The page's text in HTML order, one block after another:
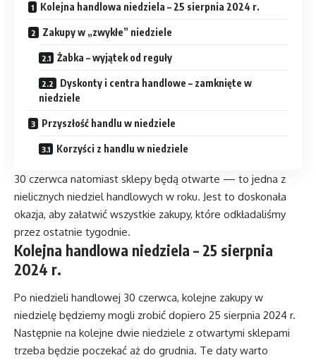
Kolejna handlowa niedziela – 25 sierpnia 2024 r.
Zakupy w „zwykłe” niedziele
Żabka – wyjątek od reguły
Dyskonty i centra handlowe – zamknięte w
niedziele
Przyszłość handlu w niedziele
Korzyści z handlu w niedziele
30 czerwca natomiast sklepy będą otwarte — to jedna z
nielicznych niedziel handlowych w roku. Jest to doskonała
okazja, aby załatwić wszystkie zakupy, które odkładaliśmy
przez ostatnie tygodnie.
Kolejna handlowa niedziela – 25 sierpnia
2024 r.
Po niedzieli handlowej 30 czerwca, kolejne zakupy w
niedzielę będziemy mogli zrobić dopiero 25 sierpnia 2024 r.
Następnie na kolejne dwie niedziele z otwartymi sklepami
trzeba będzie poczekać aż do grudnia. Te daty warto